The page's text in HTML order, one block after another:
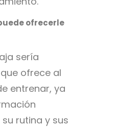
ofrecerle
sería
que ofrece al
entrenar, ya
rutina y sus